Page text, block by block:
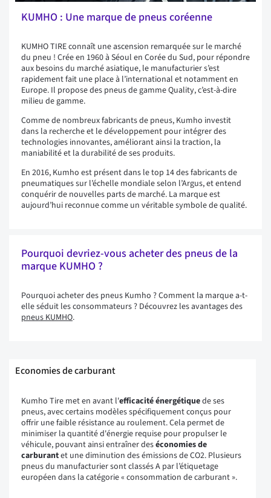
KUMHO : Une marque de pneus coréenne
KUMHO TIRE connaît une ascension remarquée sur le marché
du pneu ! Crée en 1960 à Séoul en Corée du Sud, pour répondre
aux besoins du marché asiatique, le manufacturier s’est
rapidement fait une place à l’international et notamment en
Europe. Il propose des pneus de gamme Quality, c’est-à-dire
milieu de gamme.
Comme de nombreux fabricants de pneus, Kumho investit
dans la recherche et le développement pour intégrer des
technologies innovantes, améliorant ainsi la traction, la
maniabilité et la durabilité de ses produits.
En 2016, Kumho est présent dans le top 14 des fabricants de
pneumatiques sur l’échelle mondiale selon l’Argus, et entend
conquérir de nouvelles parts de marché. La marque est
aujourd’hui reconnue comme un véritable symbole de qualité.
Pourquoi devriez-vous acheter des pneus de la
marque KUMHO ?
Pourquoi acheter des pneus Kumho ? Comment la marque a-t-
elle séduit les consommateurs ? Découvrez les avantages des
pneus KUMHO.
Economies de carburant
Kumho Tire met en avant l'efficacitéénergétiquede ses
pneus, avec certains modèles spécifiquement conçus pour
offrir une faible résistance au roulement. Cela permet de
minimiser la quantité d'énergie requise pour propulser le
véhicule, pouvant ainsi entraîner deséconomies de
carburantet une diminution des émissions de CO2. Plusieurs
pneus du manufacturier sont classés A par l’étiquetage
européen dans la catégorie « consommation de carburant ».